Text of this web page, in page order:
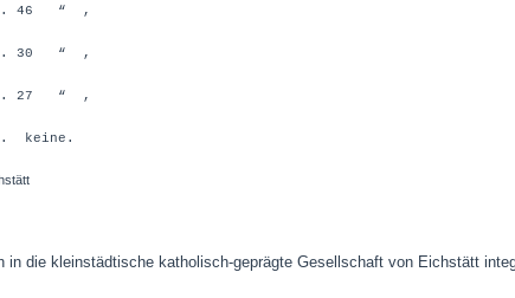
46 “ ,
30 “ ,
27 “ ,
in die kleinstädtische katholisch-geprägte Gesellschaft von Eichstätt